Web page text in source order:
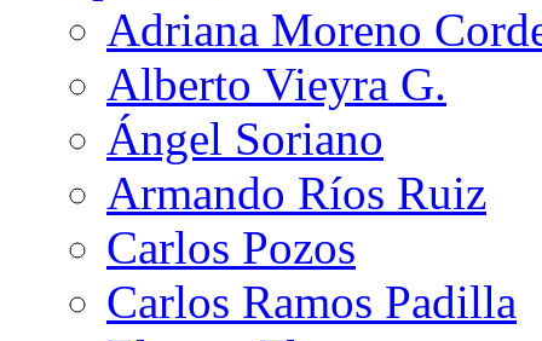
Adriana Moreno
Alberto Vieyra G.
Ángel Soriano
Armando Ríos Ruiz
Carlos Pozos
Carlos Ramos Padilla